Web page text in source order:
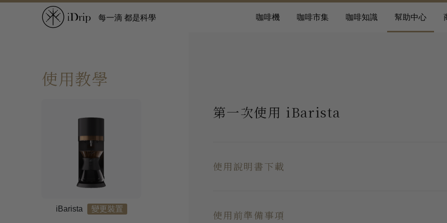
每一滴 都是科學 咖啡機 咖啡市集 咖啡知識 幫助中心
使用教學
iBarista 變更裝置
第一次使用 iBarista
使用說明書下載
使用前準備事項